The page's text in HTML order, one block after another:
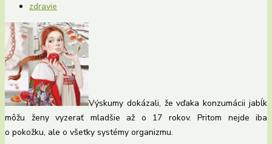
zdravie
Výskumy dokázali, že vďaka konzumácii jabĺk
môžu ženy vyzerať mladšie až o 17 rokov. Pritom nejde iba
o pokožku, ale o všetky systémy organizmu.